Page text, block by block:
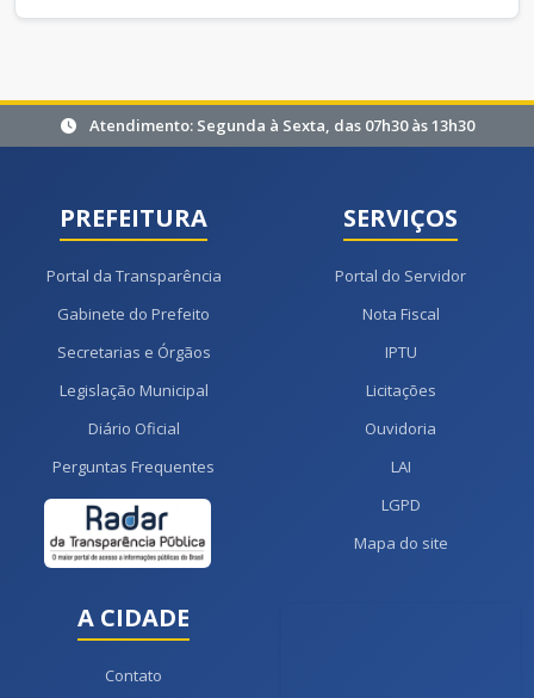
Atendimento: Segunda à Sexta, das 07h30 às 13h30
PREFEITURA
Portal da Transparência
Gabinete do Prefeito
Secretarias e Órgãos
Legislação Municipal
Diário Oficial
Perguntas Frequentes
SERVIÇOS
Portal do Servidor
Nota Fiscal
IPTU
Licitações
Ouvidoria
LAI
LGPD
Mapa do site
A CIDADE
Contato